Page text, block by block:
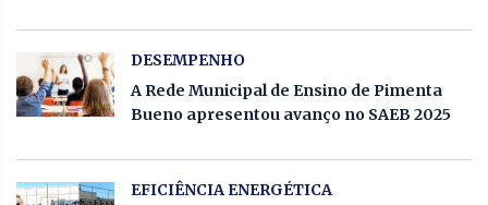
DESEMPENHO
A Rede Municipal de Ensino de Pimenta
Bueno apresentou avanço no SAEB 2025
EFICIÊNCIA ENERGÉTICA